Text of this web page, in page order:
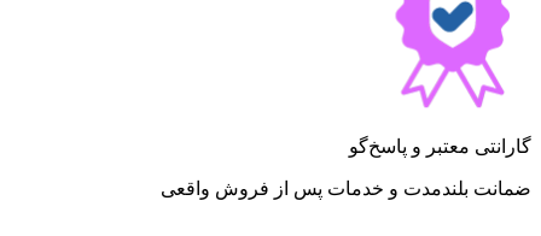
گارانتی معتبر و پاسخ‌گو
ضمانت بلندمدت و خدمات پس از فروش واقعی